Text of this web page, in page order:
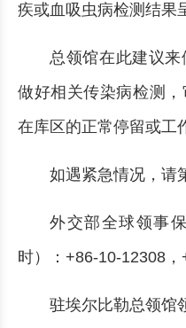
疾或血吸虫病检测结果
总领馆在此建议
做好相关传染病检测
在库区的正常停留或工
如遇紧急情况，请
外交部全球领事
时）：+86-10-12308
驻埃尔比勒总领馆